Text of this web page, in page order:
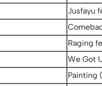
Jusfayu
Raging
We Got
Painting